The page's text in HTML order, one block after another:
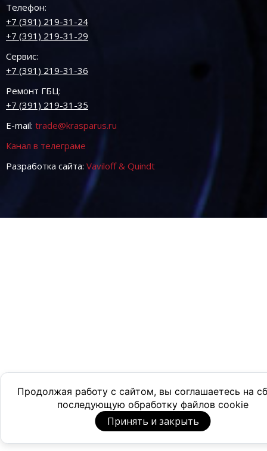
Продолжая работу с сайтом, вы соглашаетесь на
последующую обработку файлов cookie
Принять и закрыть
Телефон:
+7 (391) 219-31-24
+7 (391) 219-31-29
Сервис:
+7 (391) 219-31-36
Ремонт ГБЦ:
+7 (391) 219-31-35
E-mail: trade@krasparus.ru
Канал в телеграме
Разработка сайта: Vaviloff & Quindt